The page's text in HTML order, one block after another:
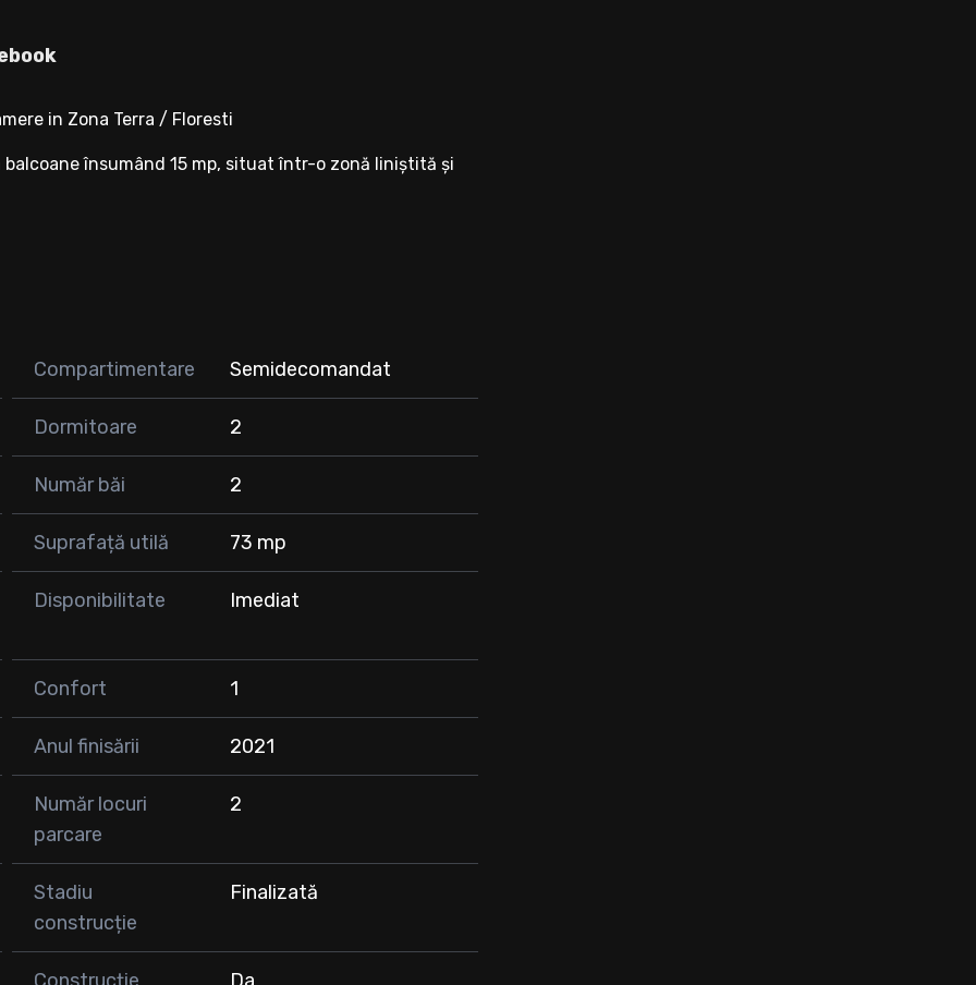
in Zona Terra / Floresti
însumând 15 mp, situat într-o zonă liniștită și
pentru relaxare in familie.
si pentru relaxare.
ceea ce asigură legătura rapidă cu municipiul Cluj-
un cămin spațios și bine compartimentat, cât și
la pretul de 5.000 euro/ parcare.
Compartimentare Semidecomandat
Dormitoare 2
Număr băi 2
Suprafață utilă 73 mp
Disponibilitate Imediat
Confort 1
Anul finisării 2021
Număr locuri
parcare
2
Stadiu
construcție
Finalizată